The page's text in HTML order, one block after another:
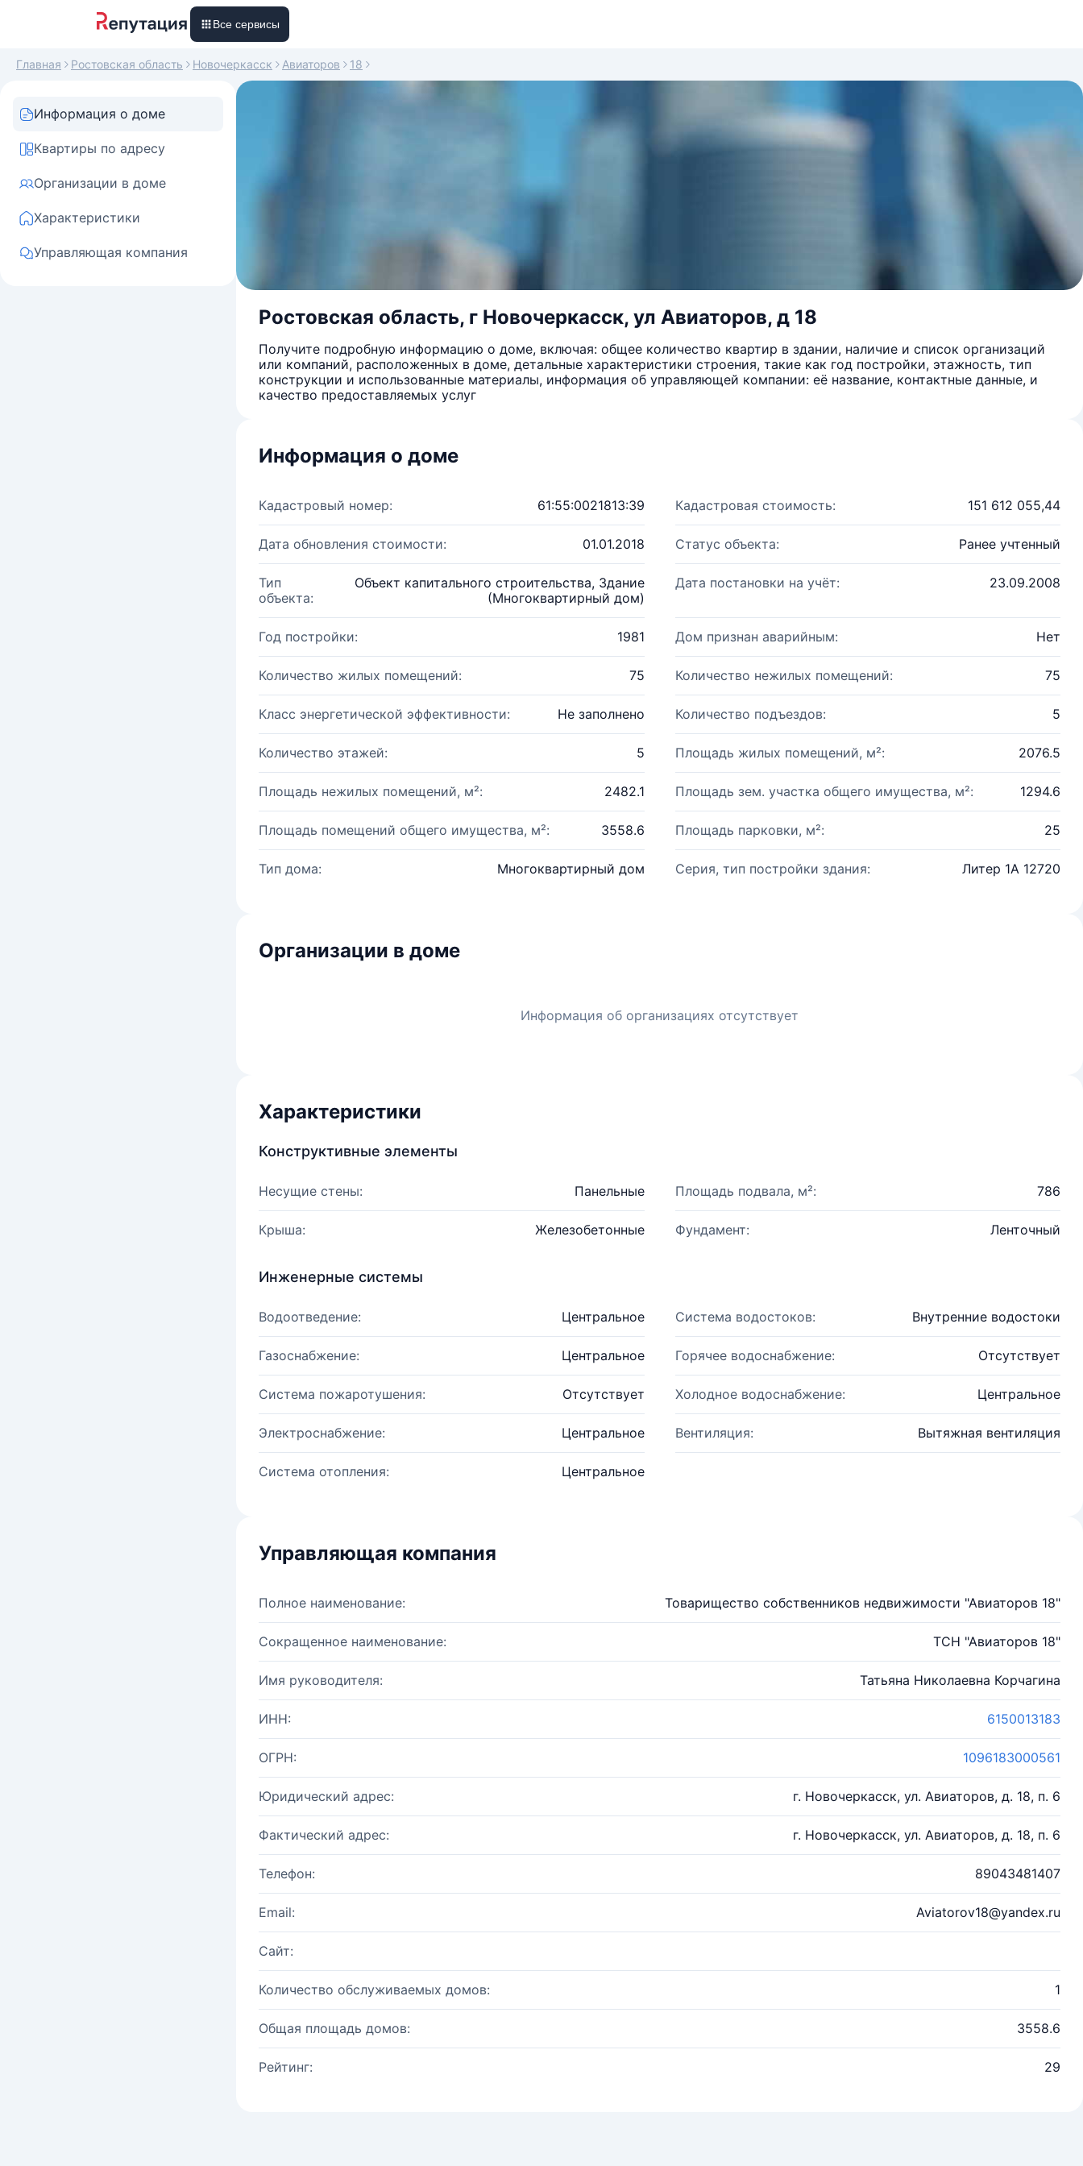
Все сервисы
Главная Ростовская область Новочеркасск Авиаторов 18
Информация о доме
Квартиры по адресу
Организации в доме
Характеристики
Управляющая компания
Ростовская область, г Новочеркасск, ул Авиаторов, д 18
Получите подробную информацию о доме, включая: общее количество квартир в здании, наличие и список организаций
или компаний, расположенных в доме, детальные характеристики строения, такие как год постройки, этажность, тип
конструкции и использованные материалы, информация об управляющей компании: её название, контактные данные, и
качество предоставляемых услуг
Информация о доме
Кадастровый номер: 61:55:0021813:39 Кадастровая стоимость: 151 612 055,44
Дата обновления стоимости: 01.01.2018 Статус объекта: Ранее учтенный
Тип
объекта:
Объект капитального строительства, Здание
(Многоквартирный дом)
Дата постановки на учёт: 23.09.2008
Год постройки: 1981 Дом признан аварийным: Нет
Количество жилых помещений: 75 Количество нежилых помещений: 75
Класс энергетической эффективности: Не заполнено Количество подъездов: 5
Количество этажей: 5 Площадь жилых помещений, м²: 2076.5
Площадь нежилых помещений, м²: 2482.1 Площадь зем. участка общего имущества, м²: 1294.6
Площадь помещений общего имущества, м²: 3558.6 Площадь парковки, м²: 25
Тип дома: Многоквартирный дом Серия, тип постройки здания: Литер 1А 12720
Организации в доме
Информация об организациях отсутствует
Характеристики
Конструктивные элементы
Несущие стены: Панельные Площадь подвала, м²: 786
Крыша: Железобетонные Фундамент: Ленточный
Инженерные системы
Водоотведение: Центральное Система водостоков: Внутренние водостоки
Газоснабжение: Центральное Горячее водоснабжение: Отсутствует
Система пожаротушения: Отсутствует Холодное водоснабжение: Центральное
Электроснабжение: Центральное Вентиляция: Вытяжная вентиляция
Система отопления: Центральное
Управляющая компания
Полное наименование: Товарищество собственников недвижимости "Авиаторов 18"
Сокращенное наименование: ТСН "Авиаторов 18"
Имя руководителя: Татьяна Николаевна Корчагина
ИНН: 6150013183
ОГРН: 1096183000561
Юридический адрес: г. Новочеркасск, ул. Авиаторов, д. 18, п. 6
Фактический адрес: г. Новочеркасск, ул. Авиаторов, д. 18, п. 6
Телефон: 89043481407
Email: Aviatorov18@yandex.ru
Сайт:
Количество обслуживаемых домов: 1
Общая площадь домов: 3558.6
Рейтинг: 29